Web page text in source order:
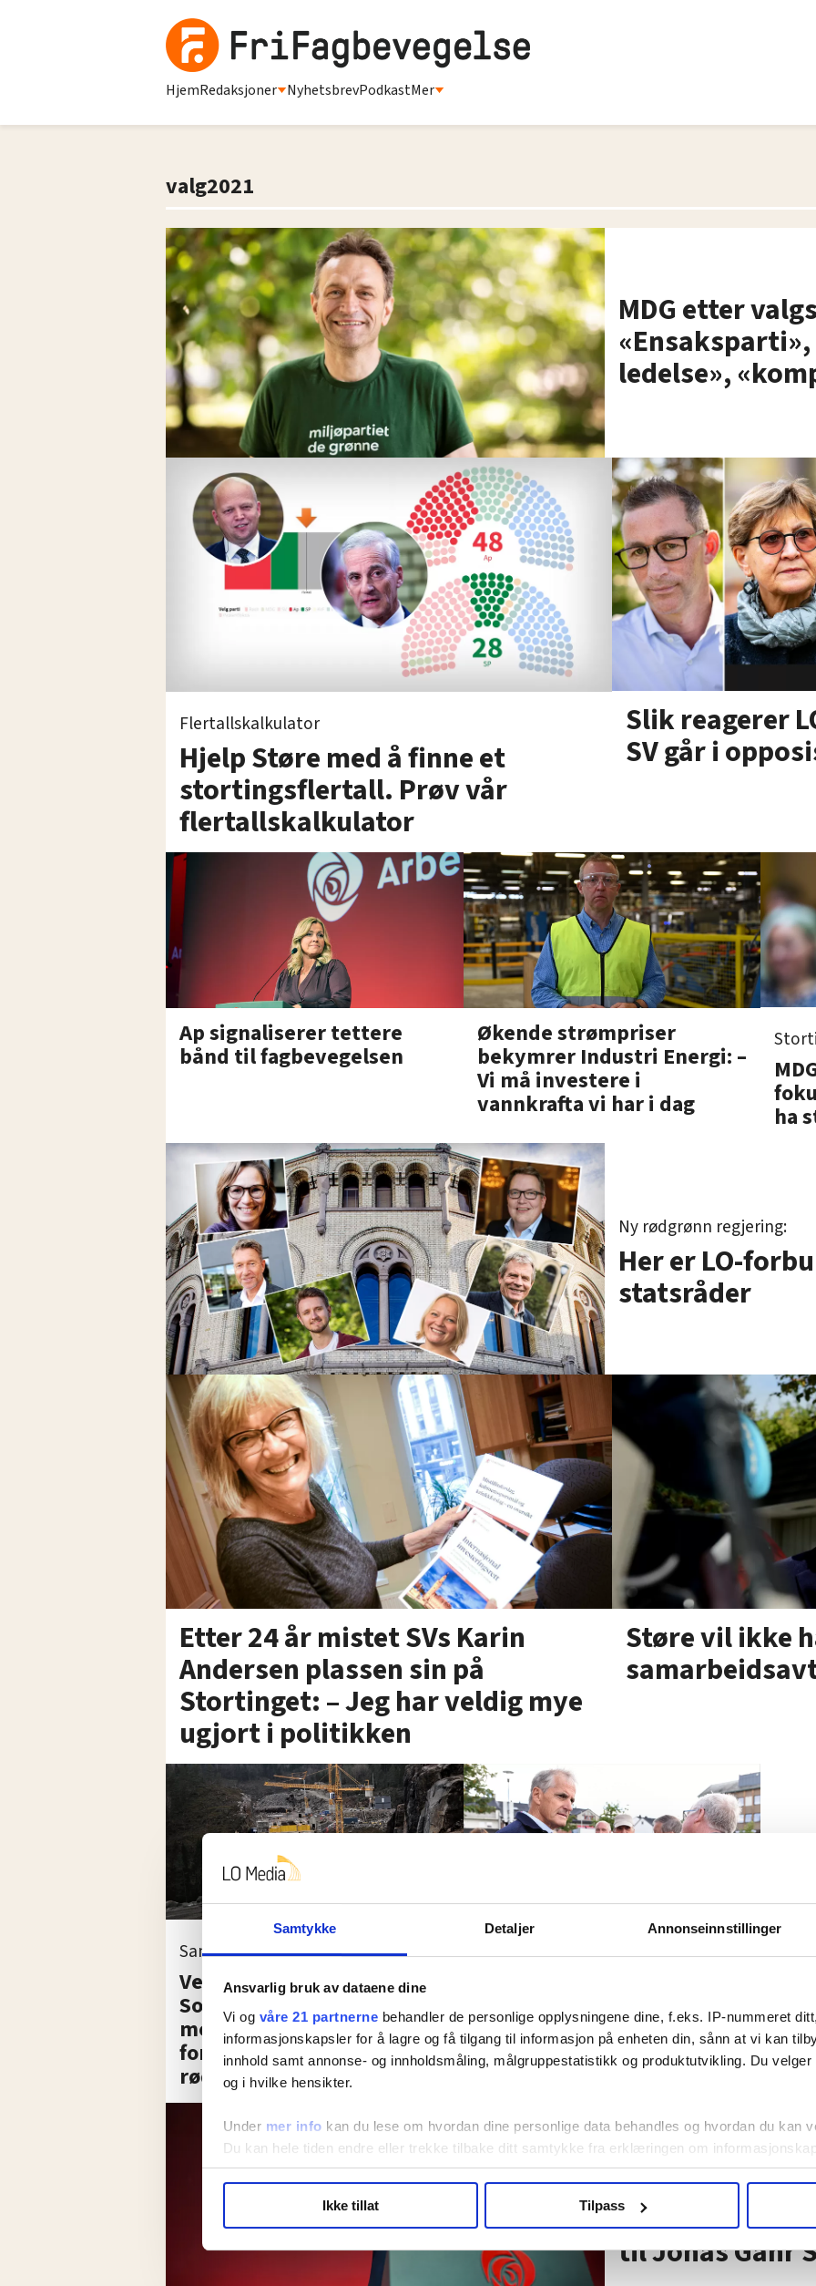
Samtykke Detaljer Annonseinnstillinger
Ansvarlig bruk av dataene dine
Vi og våre 21 partnerne behandler de personlige opplysningene dine, f.eks. IP-nummeret
informasjonskapsler for å lagre og få tilgang til informasjon på enheten din, sånn at vi kan
innhold samt annonse- og innholdsmåling, målgruppestatistikk og produktutvikling. Du
og i hvilke hensikter.
Under mer info kan du lese om hvordan dine personlige data behandles og hvordan du kan
Du kan hele tiden endre eller trekke tilbake ditt samtykke fra erklæringen om
hvordan våre nettsider blir brukt slik at vi tilby relevant innhold, tilpassede annonser og
annonsering. Disse er angitt i oversikten lengre ned på denne siden.
Ikke tillat Tilpass
HjemRedaksjoner NyhetsbrevPodkastMer
valg2021
MDG etter
ledelse»,
Flertallskalkulator
Hjelp Støre med å finne et
stortingsflertall. Prøv vår
flertallskalkulator
Slik reagerer
SV går i
Ap signaliserer tettere
bånd til fagbevegelsen
Økende strømpriser
bekymrer Industri Energi: –
Vi må investere i
vannkrafta vi har i dag ha
Ny rødgrønn regjering:
Her er LO-
statsråder
Etter 24 år mistet SVs Karin
Andersen plassen sin på
Stortinget: – Jeg har veldig mye
ugjort i politikken
Støre vil ikke
Samferdsel:
Vegvesenet har lidd under
Solberg-regjeringen,
mener FLT-lederen. Dette
forventer han av de
rødgrønne
Stortingsvalget 2021
stemte på Arbeiderpartiet
Stortingsvalget:
Her er
til Jonas Gahr